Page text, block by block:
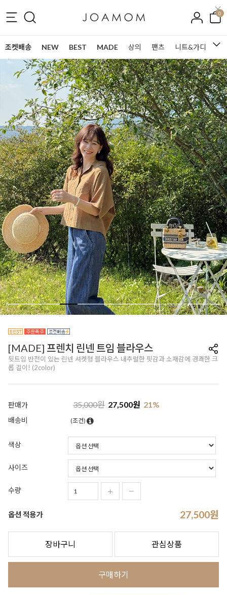
0
조켓배송 NEW BEST MADE 상의 팬츠 니트&가디건
[MADE] 프렌치 린넨 트임 블라우스
뒷트임 반전이 있는 린넨 셔켓형 블라우스 내추럴한 핏감과 소재감에 경쾌한 크
롭 길이! (2color)
판매가 35,000원 27,500원 21%
배송비 (조건)
색상
사이즈
수량
옵션 적용가 27,500원
장바구니 관심상품
구매하기